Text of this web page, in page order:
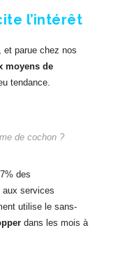
l’intérêt
et parue chez nos
moyens de
tendance.
de cochon ?
des
aux services
utilise le sans-
dans les mois à